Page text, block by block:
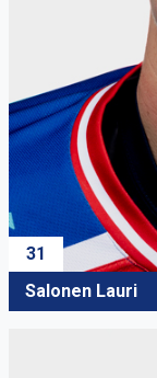
31
Salonen Lauri